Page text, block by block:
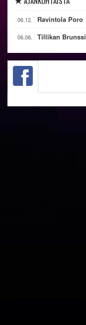
06.12. Ravintola Poro
06.06. Tillikan Brunssi